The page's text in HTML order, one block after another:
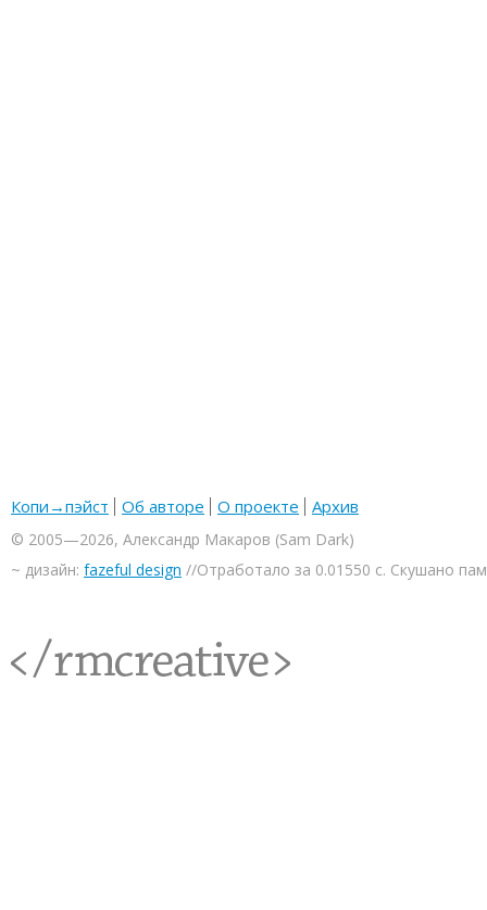
Копи→пэйст Об авторе О проекте Архив
© 2005—2026, Александр Макаров (Sam Dark)
~ дизайн: fazeful design //Отработало за 0.01550 с. Скушано
<rmcreative/>